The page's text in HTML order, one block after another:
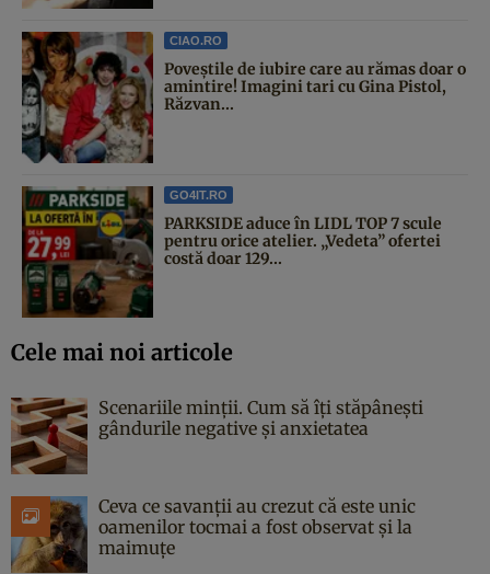
CIAO.RO
Poveştile de iubire care au rămas doar o
amintire! Imagini tari cu Gina Pistol,
Răzvan...
GO4IT.RO
PARKSIDE aduce în LIDL TOP 7 scule
pentru orice atelier. „Vedeta” ofertei
costă doar 129...
Cele mai noi articole
Scenariile minții. Cum să îți stăpânești
gândurile negative și anxietatea
Ceva ce savanții au crezut că este unic
oamenilor tocmai a fost observat și la
maimuțe